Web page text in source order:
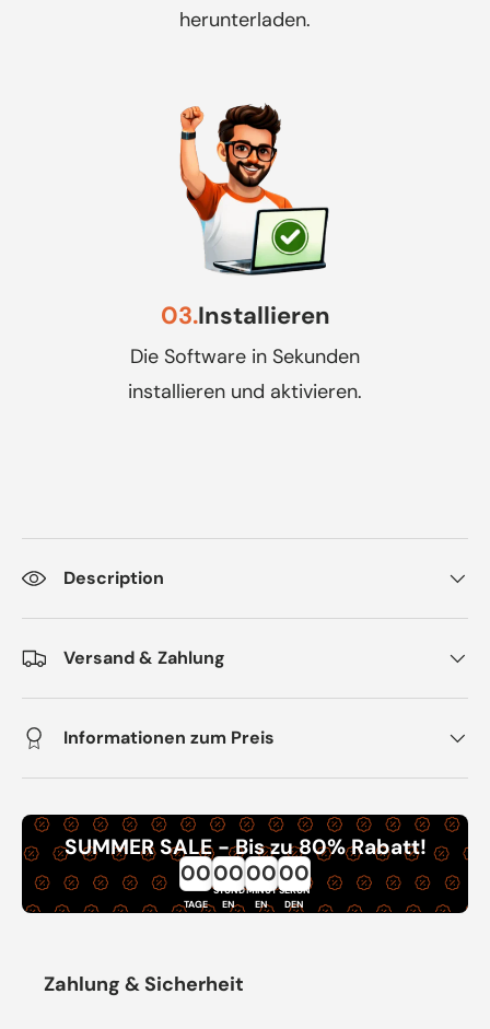
herunterladen.
03.Installieren
Die Software in Sekunden
installieren und aktivieren.
Description
Versand & Zahlung
Informationen zum Preis
SUMMER SALE - Bis zu 80% Rabatt!
00
TAGE
00
STUND
EN
00
MINUT
EN
00
SEKUN
DEN
Zahlung & Sicherheit